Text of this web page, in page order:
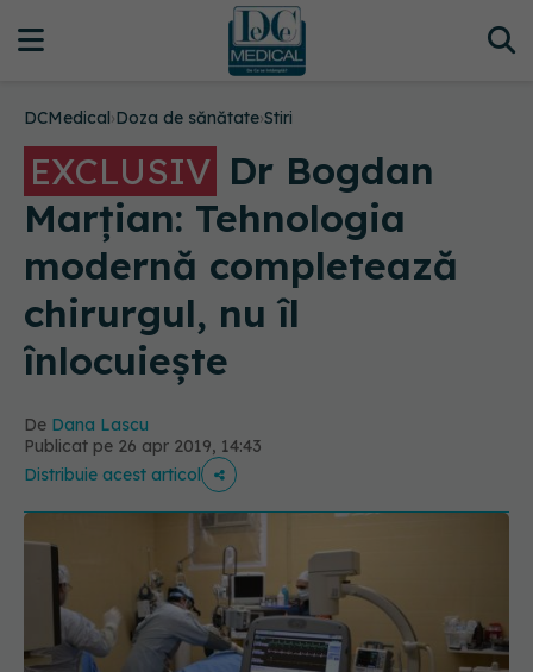
DCMedical›Doza de sănătate›Stiri
EXCLUSIV Dr Bogdan
Marțian: Tehnologia
modernă completează
chirurgul, nu îl
înlocuiește
De Dana Lascu
Publicat pe 26 apr 2019, 14:43
Distribuie acest articol